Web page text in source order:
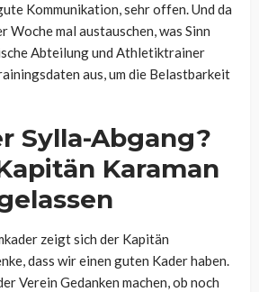
Kommunikation, sehr offen. Und da
Woche mal austauschen, was Sinn
Abteilung und Athletiktrainer
aus, um die Belastbarkeit
Sylla-Abgang?
Karaman
zeigt sich der Kapitän
dass wir einen guten Kader haben.
Verein Gedanken machen, ob noch